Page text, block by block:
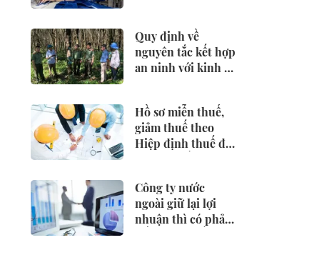
Quy định về
nguyên tắc kết hợp
an ninh với kinh tế
Hồ sơ miễn thuế,
giảm thuế theo
Hiệp định thuế đối
Công ty nước
ngoài giữ lại lợi
nhuận thì có phải